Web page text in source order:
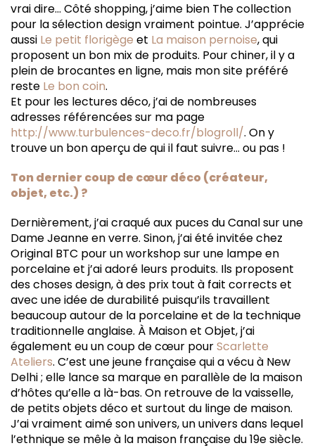
vrai dire… Côté shopping, j’aime bien The collection
pour la sélection design vraiment pointue. J’apprécie
aussi Le petit florigège et La maison pernoise, qui
proposent un bon mix de produits. Pour chiner, il y a
plein de brocantes en ligne, mais mon site préféré
reste Le bon coin.
Et pour les lectures déco, j’ai de nombreuses
adresses référencées sur ma page
http://www.turbulences-deco.fr/blogroll/. On y
trouve un bon aperçu de qui il faut suivre… ou pas !
Ton dernier coup de cœur déco (créateur,
objet, etc.) ?
Dernièrement, j’ai craqué aux puces du Canal sur une
Dame Jeanne en verre. Sinon, j’ai été invitée chez
Original BTC pour un workshop sur une lampe en
porcelaine et j’ai adoré leurs produits. Ils proposent
des choses design, à des prix tout à fait corrects et
avec une idée de durabilité puisqu’ils travaillent
beaucoup autour de la porcelaine et de la technique
traditionnelle anglaise. À Maison et Objet, j’ai
également eu un coup de cœur pourScarlette
Ateliers. C’est une jeune française qui a vécu à New
Delhi ; elle lance sa marque en parallèle de la maison
d’hôtes qu’elle a là-bas. On retrouve de la vaisselle,
de petits objets déco et surtout du linge de maison.
J’ai vraiment aimé son univers, un univers dans lequel
l’ethnique se mêle à la maison française du 19e siècle.